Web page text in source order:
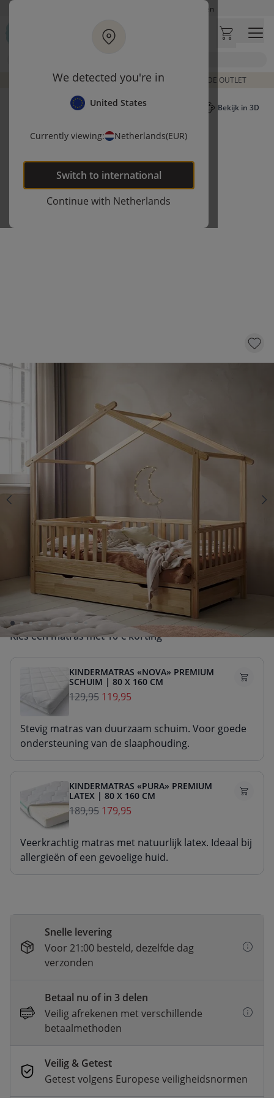
We detected you're in
United States
Currently viewing: Netherlands(EUR)
Switch to international
Continue with Netherlands
Ga naar hoofdinhoudOp werkdagen besteld, zelfde dag verzonden
Let op: vertraging bij PostNL. Levering duurt mogelijk langer
Bezoek onze concept store
DE LAATSTE ITEMS UIT VORIGE COLLECTIES | SHOP DE OUTLET
Bekijk in 3D
Maat
160x80
90x200
Inclusief lade Ja
Kies een matras met 10 € korting
KINDERMATRAS «NOVA» PREMIUM
SCHUIM | 80 X 160 CM
129,95 119,95
Stevig matras van duurzaam schuim. Voor goede
ondersteuning van de slaaphouding.
KINDERMATRAS «PURA» PREMIUM
LATEX | 80 X 160 CM
189,95 179,95
Veerkrachtig matras met natuurlijk latex. Ideaal bij
allergieën of een gevoelige huid.
Snelle levering
Voor 21:00 besteld, dezelfde dag
verzonden
Betaal nu of in 3 delen
Veilig afrekenen met verschillende
betaalmethoden
Veilig & Getest
Getest volgens Europese veiligheidsnormen